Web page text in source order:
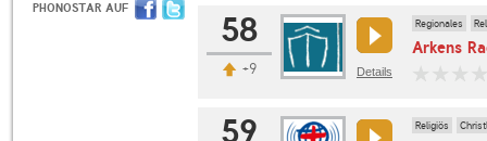
PHONOSTAR AUF
58
+9 Details
Regionales
Arkens
59 Religiös